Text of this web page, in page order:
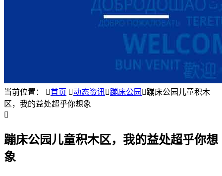
当前位置： 首页 动态资讯蹦床公园 蹦床公园儿童积木
区，我的益处超乎你想象

蹦床公园儿童积木区，我的益处超乎你想
象